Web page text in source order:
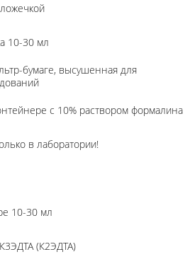
10-30 мл
бумаге, высушенная для
с 10% раствором формалина
в лаборатории!
10-30 мл
(К2ЭДТА)